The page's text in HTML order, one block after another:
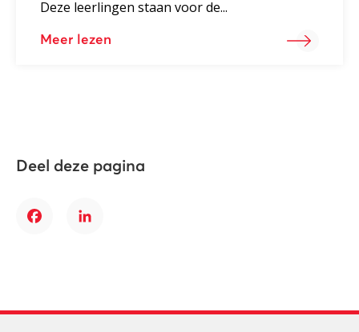
Deze leerlingen staan voor de...
Meer lezen
Deel deze pagina
FacebookLinkedIn